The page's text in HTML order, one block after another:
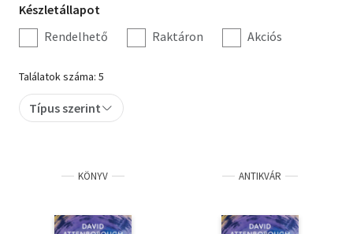
Hobbi, szabadidő
Irodalom
Művészet
Szakkönyv
Tankönyv, segédkönyv
Társadalomtudomány
Készletállapot
szűrés
Készletállapot
Rendelhető
Raktáron Akciós
Találatok száma: 5
Típus szerint
KÖNYV ANTIKVÁR